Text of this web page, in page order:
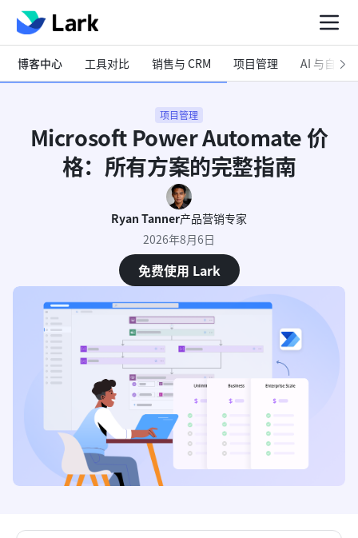
博客中心 工具对比 销售与 CRM 项目管理 AI 与自动化
项目管理
Microsoft Power Automate 价
格：所有方案的完整指南
Ryan Tanner产品营销专家
2026年8月6日
免费使用 Lark